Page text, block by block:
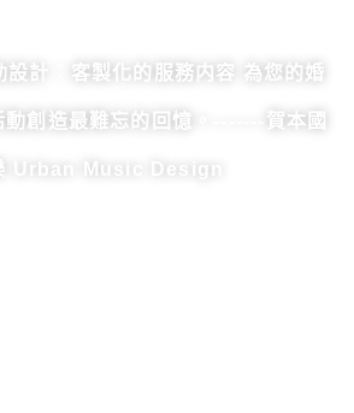
設計：客製化的服務内容 為您的婚
創造最難忘的回憶。-------賀本國
Urban Music Design